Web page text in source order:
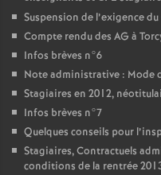
Suspension de l’exigence du
Compte rendu des AG à
Infos brèves n°6
Note administrative : Mode
Stagiaires en 2012,
Infos brèves n°7
Quelques conseils pour
Stagiaires, Contractuels
conditions de la rentrée